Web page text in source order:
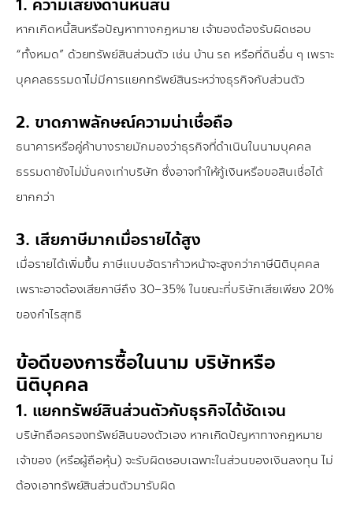
1. ความเสี่ยงด้านหนี้สิน
หากเกิดหนี้สินหรือปัญหาทางกฎหมาย เจ้าของต้องรับผิดชอบ
“ทั้งหมด” ด้วยทรัพย์สินส่วนตัว เช่น บ้าน รถ หรือที่ดินอื่น ๆ เพราะ
บุคคลธรรมดาไม่มีการแยกทรัพย์สินระหว่างธุรกิจกับส่วนตัว
2. ขาดภาพลักษณ์ความน่าเชื่อถือ
ธนาคารหรือคู่ค้าบางรายมักมองว่าธุรกิจที่ดำเนินในนามบุคคล
ธรรมดายังไม่มั่นคงเท่าบริษัท ซึ่งอาจทำให้กู้เงินหรือขอสินเชื่อได้
ยากกว่า
3. เสียภาษีมากเมื่อรายได้สูง
เมื่อรายได้เพิ่มขึ้น ภาษีแบบอัตราก้าวหน้าจะสูงกว่าภาษีนิติบุคคล
เพราะอาจต้องเสียภาษีถึง 30–35% ในขณะที่บริษัทเสียเพียง 20%
ของกำไรสุทธิ
ข้อดีของการซื้อในนาม บริษัทหรือ
นิติบุคคล
1. แยกทรัพย์สินส่วนตัวกับธุรกิจได้ชัดเจน
บริษัทถือครองทรัพย์สินของตัวเอง หากเกิดปัญหาทางกฎหมาย
เจ้าของ (หรือผู้ถือหุ้น) จะรับผิดชอบเฉพาะในส่วนของเงินลงทุน ไม่
ต้องเอาทรัพย์สินส่วนตัวมารับผิด